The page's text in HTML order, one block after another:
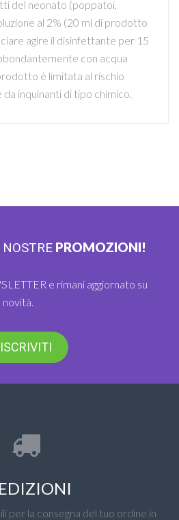
del neonato (poppatoi,
al 2% (20 ml di prodotto
agire il disinfettante per 15
con acqua
è limitata al rischio
inquinanti di tipo chimico.
PROMOZIONI!
e rimani aggiornato su
ISCRIVITI
per la consegna del tuo ordine in